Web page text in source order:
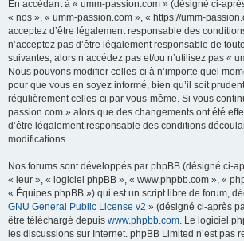
En accédant à « umm-passion.com » (désigné ci-
« nos », « umm-passion.com », « https://umm-
acceptez d’être légalement responsable des
n’acceptez pas d’être légalement responsable de
suivantes, alors n’accédez pas et/ou n’utilisez pas «
Nous pouvons modifier celles-ci à n’importe quel
pour que vous en soyez informé, bien qu’il soit
régulièrement celles-ci par vous-même. Si vous
passion.com » alors que des changements ont été
d’être légalement responsable des conditions
modifications.
Nos forums sont développés par phpBB (désigné ci-
« leur », « logiciel phpBB », « www.phpbb.com », «
« Équipes phpBB ») qui est un script libre de forum,
GNU General Public License v2 » (désigné ci-après
être téléchargé depuis www.phpbb.com. Le logiciel
les discussions sur Internet. phpBB Limited n’est pas